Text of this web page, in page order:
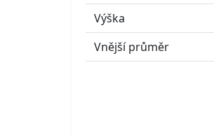
Výška
Vnější průměr